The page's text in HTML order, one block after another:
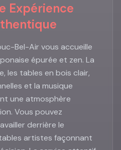
Expérience
Bel-Air vous accueille
épurée et zen. La
les tables en bois clair,
et la musique
une atmosphère
Vous pouvez
derrière le
artistes façonnant